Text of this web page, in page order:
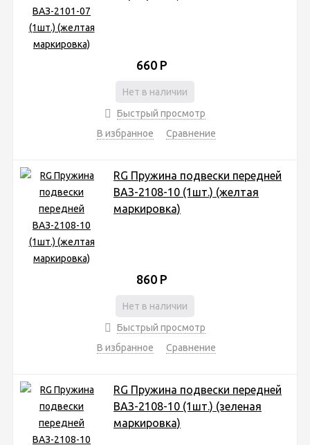
660 Р
Нет в наличии
Быстрый просмотр
В избранное
Сравнение
RG Пружина подвески передней
ВАЗ-2108-10 (1шт.) (желтая
маркировка)
860 Р
Нет в наличии
Быстрый просмотр
В избранное
Сравнение
RG Пружина подвески передней
ВАЗ-2108-10 (1шт.) (зеленая
маркировка)